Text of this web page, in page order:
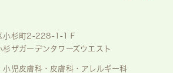
小杉町2-228-1-1Ｆ
ザガーデンタワーズウエスト
児皮膚科・皮膚科・アレルギー科